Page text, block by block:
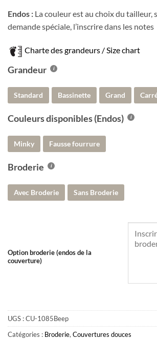
Endos : La couleur est au choix du tailleur,
demande spéciale, l’inscrire dans les notes
Charte des grandeurs / Size chart
Grandeur
Standard Bassinette Grand
Couleurs disponibles (Endos)
Minky Fausse fourrure
Broderie
Avec Broderie Sans Broderie
Option broderie (endos de la
couverture)
UGS :CU-1085Beep
Catégories : Broderie, Couvertures douces